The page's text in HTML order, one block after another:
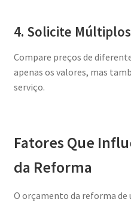
4. Solicite
Compare preços de
apenas os valores, mas
serviço.
Fatores Que
da Reforma
O orçamento da reforma de